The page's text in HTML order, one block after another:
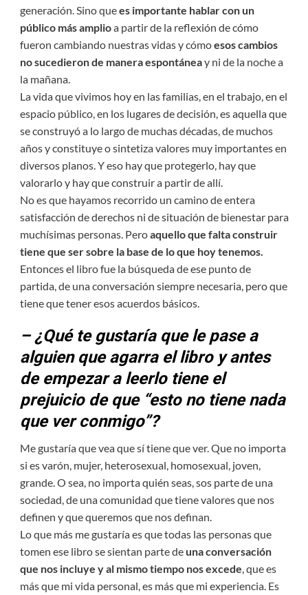
generación. Sino quees importante hablar con un
público más amplioa partir de la reflexión de cómo
fueron cambiando nuestras vidas y cómoesos cambios
no sucedieron de manera espontáneay ni de la noche a
la mañana.
La vida que vivimos hoy en las familias, en el trabajo, en el
espacio público, en los lugares de decisión, es aquella que
se construyó a lo largo de muchas décadas, de muchos
años y constituye o sintetiza valores muy importantes en
diversos planos. Y eso hay que protegerlo, hay que
valorarlo y hay que construir a partir de allí.
No es que hayamos recorrido un camino de entera
satisfacción de derechos ni de situación de bienestar para
muchísimas personas. Peroaquello que falta construir
tiene que ser sobre la base de lo que hoy tenemos.
Entonces el libro fue la búsqueda de ese punto de
partida, de una conversación siempre necesaria, pero que
tiene que tener esos acuerdos básicos.
– ¿Qué te gustaría que le pase a
alguien que agarra el libro y antes
de empezar a leerlo tiene el
prejuicio de que “esto no tiene nada
que ver conmigo”?
Me gustaría que vea que sí tiene que ver. Que no importa
si es varón, mujer, heterosexual, homosexual, joven,
grande. O sea, no importa quién seas, sos parte de una
sociedad, de una comunidad que tiene valores que nos
definen y que queremos que nos definan.
Lo que más me gustaría es que todas las personas que
tomen ese libro se sientan parte deuna conversación
que nos incluye y al mismo tiempo nos excede, que es
más que mi vida personal, es más que mi experiencia. Es